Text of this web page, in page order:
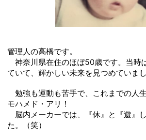
管理人の高橋です。
神奈川県在住のほぼ50歳です。当時
ていて、輝かしい未来を見つめていまし
勉強も運動も苦手で、これまでの人生
モハメド・アリ！
脳内メーカーでは、『休』と『遊』
た。（笑）